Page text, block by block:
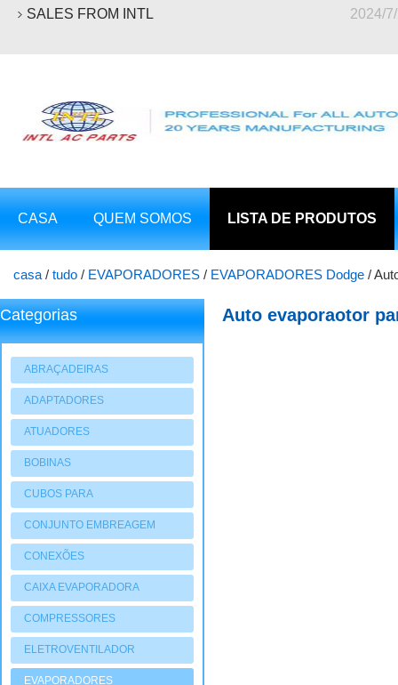
SALES FROM INTL 2024/
CASA QUEM SOMOS LISTA DE PRODUTOS
casa / tudo / EVAPORADORES / EVAPORADORES Dodge /
Categorias
ABRAÇADEIRAS
ADAPTADORES
ATUADORES
PNEUMATIOCOS
BOBINAS
CUBOS PARA
COMPRESSORES
CONJUNTO EMBREAGEM
CONEXÕES
CAIXA EVAPORADORA
COMPRESSORES
ELETROVENTILADOR
EVAPORADORES
Auto evaporaotor